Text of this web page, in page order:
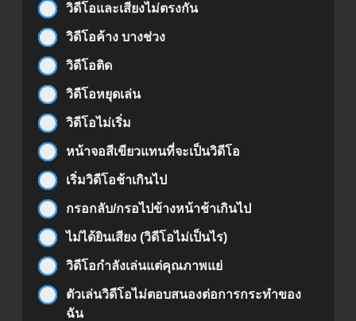
วิดีโอและเสียงไม่ตรงกัน
วิดีโอค้าง บางช่วง
วิดีโอติด
วิดีโอหยุดเล่น
วิดีโอไม่เริ่ม
หน้าจอสีเขียวแทนที่จะเป็นวิดีโอ
เริ่มวิดีโอช้าเกินไป
กรอกลับ/กรอไปข้างหน้าช้าเกินไป
ไม่ได้ยินเสียง (วิดีโอไม่เป็นไร)
วิดีโอกำลังเล่นแต่คุณภาพแย่
ตัวเล่นวิดีโอไม่ตอบสนองต่อการกระทำของ
ฉัน